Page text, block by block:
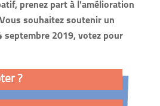
prenez part à l'amélioration
souhaitez soutenir un
septembre 2019, votez pour
?